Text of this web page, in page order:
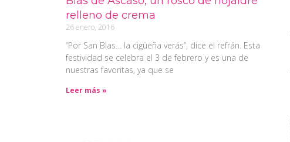
relleno de crema
26 enero, 2016
“Por San Blas… la cigüeña verás”, dice el refrán. Esta
festividad se celebra el 3 de febrero y es una de
nuestras favoritas, ya que se
Leer más »